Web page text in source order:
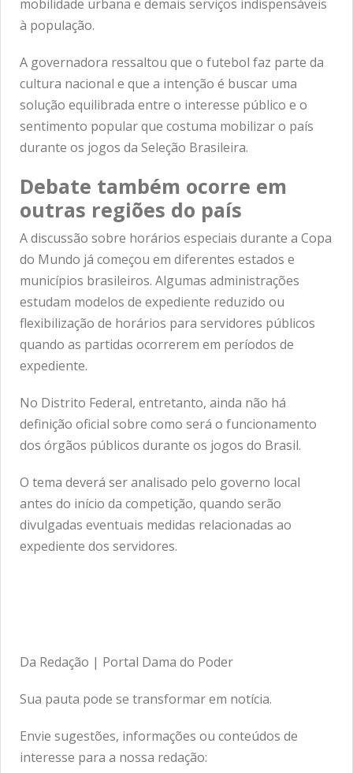
mobilidade urbana e demais serviços indispensáveis
à população.
A governadora ressaltou que o futebol faz parte da
cultura nacional e que a intenção é buscar uma
solução equilibrada entre o interesse público e o
sentimento popular que costuma mobilizar o país
durante os jogos da Seleção Brasileira.
Debate também ocorre em
outras regiões do país
A discussão sobre horários especiais durante a Copa
do Mundo já começou em diferentes estados e
municípios brasileiros. Algumas administrações
estudam modelos de expediente reduzido ou
flexibilização de horários para servidores públicos
quando as partidas ocorrerem em períodos de
expediente.
No Distrito Federal, entretanto, ainda não há
definição oficial sobre como será o funcionamento
dos órgãos públicos durante os jogos do Brasil.
O tema deverá ser analisado pelo governo local
antes do início da competição, quando serão
divulgadas eventuais medidas relacionadas ao
expediente dos servidores.
Da Redação | Portal Dama do Poder
Sua pauta pode se transformar em notícia.
Envie sugestões, informações ou conteúdos de
interesse para a nossa redação: